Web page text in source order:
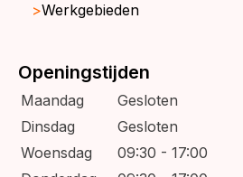
Werkgebieden
Openingstijden
Maandag
Gesloten
Dinsdag
Gesloten
Woensdag
09:30 - 17:00